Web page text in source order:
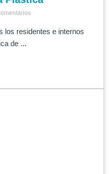
los residentes e internos
de ...